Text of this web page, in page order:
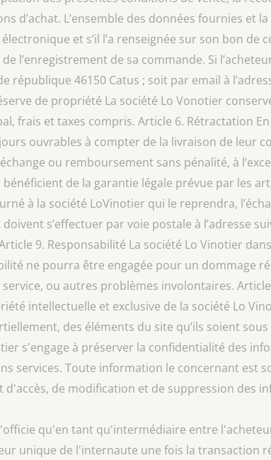
d’achat. L’ensemble des données fournies et
et s’il l’a renseignée sur son bon de
de sa commande. Si
république 46150 Catus ; soit par email à
de propriété La société Lo Vonotier
et taxes compris. Article 6. Rétractation En
ouvrables à compter de la livraison de leur
ou remboursement sans pénalité, à
de la garantie légale prévue par les
à la société LoVinotier qui le reprendra,
s’effectuer par voie postale à l’adresse
9. Responsabilité La société Lo Vinotier
ne pourra être engagée pour un dommage
ou autres problèmes involontaires.
intellectuelle et exclusive de la société Lo
des éléments du site qu’ils soient
s'engage à préserver la confidentialité des
services. Toute information le concernant est
de modification et de suppression des
qu'en tant qu'intermédiaire entre
unique de l'internaute une fois la transaction